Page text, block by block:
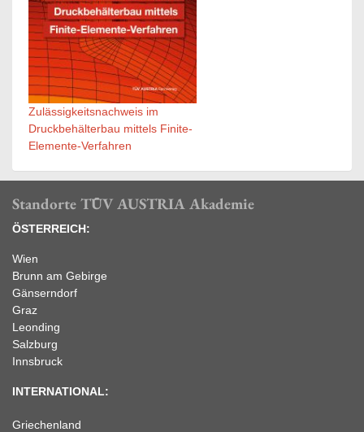
Zulässigkeitsnachweis im
Druckbehälterbau mittels Finite-
Elemente-Verfahren
Standorte TÜV AUSTRIA Akademie
ÖSTERREICH:
Wien
Brunn am Gebirge
Gänserndorf
Graz
Leonding
Salzburg
Innsbruck
INTERNATIONAL:
Griechenland